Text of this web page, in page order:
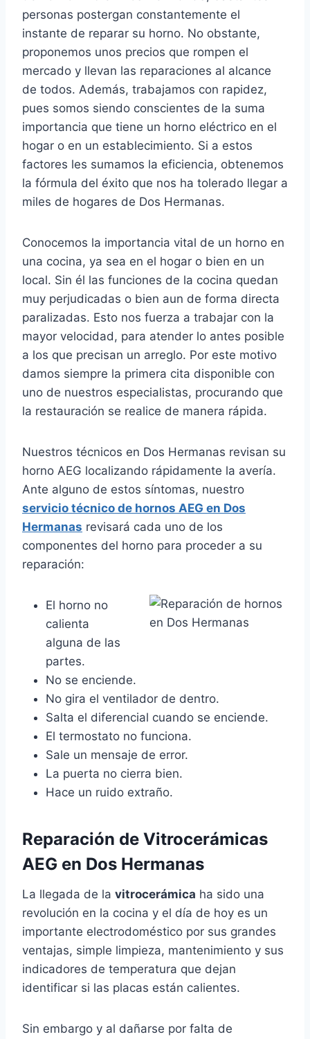
personas postergan constantemente el
instante de reparar su horno. No obstante,
proponemos unos precios que rompen el
mercado y llevan las reparaciones al alcance
de todos. Además, trabajamos con rapidez,
pues somos siendo conscientes de la suma
importancia que tiene un horno eléctrico en el
hogar o en un establecimiento. Si a estos
factores les sumamos la eficiencia, obtenemos
la fórmula del éxito que nos ha tolerado llegar a
miles de hogares de Dos Hermanas.
Conocemos la importancia vital de un horno en
una cocina, ya sea en el hogar o bien en un
local. Sin él las funciones de la cocina quedan
muy perjudicadas o bien aun de forma directa
paralizadas. Esto nos fuerza a trabajar con la
mayor velocidad, para atender lo antes posible
a los que precisan un arreglo. Por este motivo
damos siempre la primera cita disponible con
uno de nuestros especialistas, procurando que
la restauración se realice de manera rápida.
Nuestros técnicos en Dos Hermanas revisan su
horno AEG localizando rápidamente la avería.
Ante alguno de estos síntomas, nuestro
servicio técnico de hornos AEG en Dos
Hermanas revisará cada uno de los
componentes del horno para proceder a su
reparación:
El horno no
calienta
alguna de las
partes.
No se enciende.
No gira el ventilador de dentro.
Salta el diferencial cuando se enciende.
El termostato no funciona.
Sale un mensaje de error.
La puerta no cierra bien.
Hace un ruido extraño.
Reparación de Vitrocerámicas
AEG en Dos Hermanas
La llegada de la vitrocerámica ha sido una
revolución en la cocina y el día de hoy es un
importante electrodoméstico por sus grandes
ventajas, simple limpieza, mantenimiento y sus
indicadores de temperatura que dejan
identificar si las placas están calientes.
Sin embargo y al dañarse por falta de